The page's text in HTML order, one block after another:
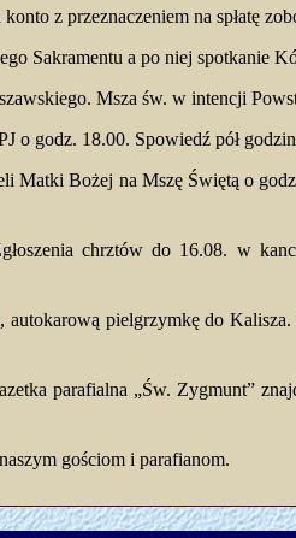
z przeznaczeniem na spłatę
Sakramentu a po niej spotkanie
Msza św. w intencji
o godz. 18.00. Spowiedź pół
Matki Bożej na Mszę Świętą o
chrztów do 16.08. w
pielgrzymkę do
parafialna „Św. Zygmunt”
gościom i parafianom.